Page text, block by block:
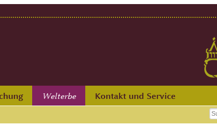
Welterbe Kontakt und Service